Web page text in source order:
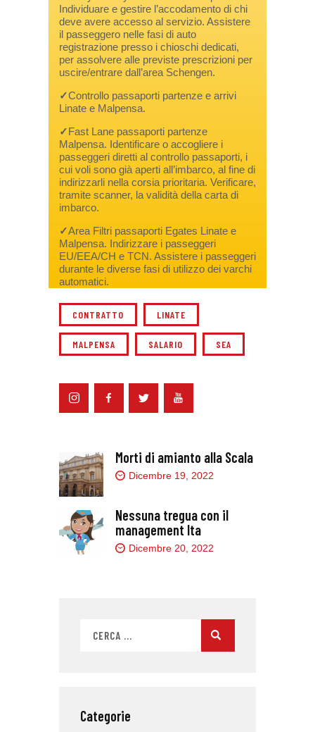
Individuare e gestire l’accodamento di chi
deve avere accesso al servizio. Assistere
il passeggero nelle fasi di auto
registrazione presso i chioschi dedicati,
per assolvere alle previste prescrizioni per
uscire/entrare dall’area Schengen.
✓Controllo passaporti partenze e arrivi
Linate e Malpensa.
✓Fast Lane passaporti partenze
Malpensa. Identificare o accogliere i
passeggeri diretti al controllo passaporti, i
cui voli sono già aperti all’imbarco, al fine di
indirizzarli nella corsia prioritaria. Verificare,
tramite scanner, la validità della carta di
imbarco.
✓Area Filtri passaporti Egates Linate e
Malpensa. Indirizzare i passeggeri
EU/EEA/CH e TCN. Assistere i passeggeri
durante le diverse fasi di utilizzo dei varchi
automatici.
CONTRATTO LINATE
MALPENSA SALARIO SEA
Morti di amianto alla Scala
Dicembre 19, 2022
Nessuna tregua con il
management Ita
Dicembre 20, 2022
Categorie